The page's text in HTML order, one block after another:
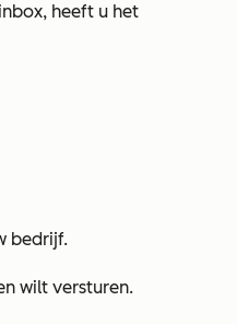
heeft u het
bedrijf.
wilt versturen.